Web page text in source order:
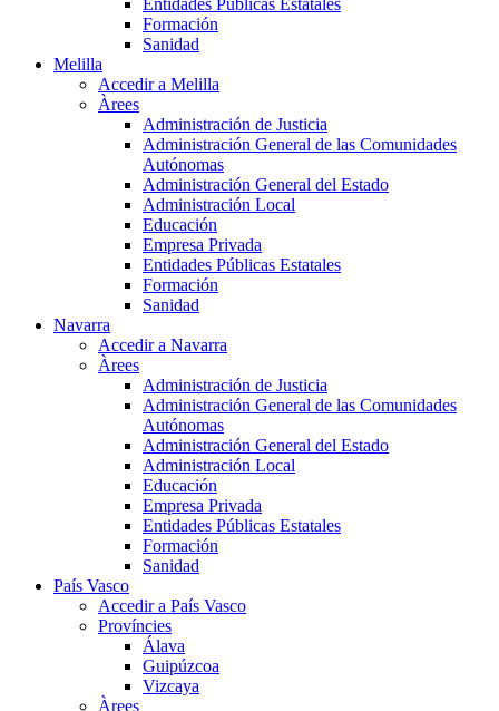
Entidades Públicas Estatales
Formación
Sanidad
Melilla
Accedir a Melilla
Àrees
Administración de Justicia
Administración General de las Comunidades
Autónomas
Administración General del Estado
Administración Local
Educación
Empresa Privada
Entidades Públicas Estatales
Formación
Sanidad
Navarra
Accedir a Navarra
Àrees
Administración de Justicia
Administración General de las Comunidades
Autónomas
Administración General del Estado
Administración Local
Educación
Empresa Privada
Entidades Públicas Estatales
Formación
Sanidad
País Vasco
Accedir a País Vasco
Províncies
Álava
Guipúzcoa
Vizcaya
Àrees